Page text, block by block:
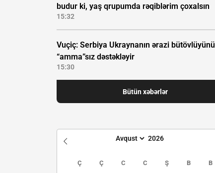
budur ki, yaş qrupumda rəqiblərim çoxalsın
15:32
Vuçiç: Serbiya Ukraynanın ərazi bütövlüyünü
“amma”sız dəstəkləyir
15:30
Bütün xəbərlər
Ç Ç C C Ş B B